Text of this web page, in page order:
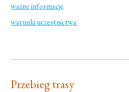
ważne informacje
warunki uczestnictwa
Przebieg trasy